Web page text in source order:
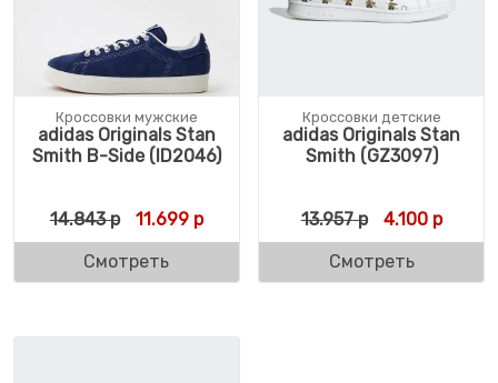
Кроссовки мужские
adidas Originals Stan
Smith B-Side (ID2046)
14.843р Первоначальная цена составляла 14.843
11.699рТекущая цена: 11.699 р.
Смотреть
Кроссовки детские
adidas Originals Stan
Smith (GZ3097)
13.957р 4.100р
Смотреть